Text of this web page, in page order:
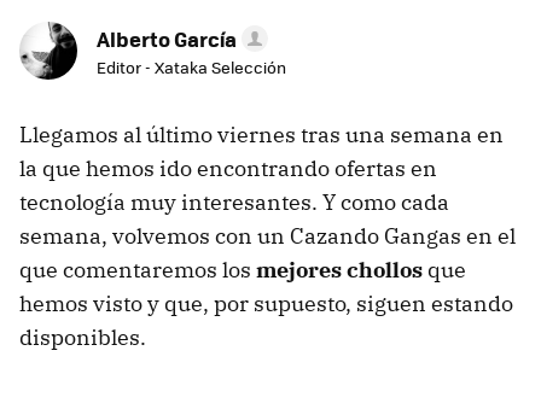
Alberto García
Editor - Xataka Selección
Llegamos al último viernes tras una semana en
la que hemos ido encontrando ofertas en
tecnología muy interesantes. Y como cada
semana, volvemos con un Cazando Gangas en el
que comentaremos los mejores chollos que
hemos visto y que, por supuesto, siguen estando
disponibles.